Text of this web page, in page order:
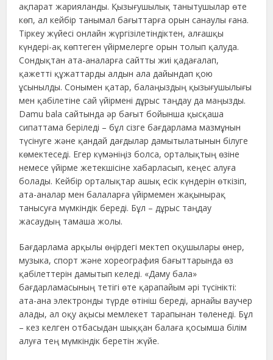
ақпарат жарияланды. Қызығушылық танытушылар өте
көп, ал кейбір танымал бағыттарға орын санаулы ғана.
Тіркеу жүйесі онлайн жүргізілетіндіктен, алғашқы
күндері-ақ көптеген үйірмелерге орын толып қалуда.
Сондықтан ата-аналарға сайтты жиі қадағалап,
қажетті құжаттарды алдын ала дайындап қою
ұсынылды. Сонымен қатар, балаңыздың қызығушылығы
мен қабілетіне сай үйірмені дұрыс таңдау да маңызды.
Damu bala сайтында әр бағыт бойынша қысқаша
сипаттама беріледі – бұл сізге бағдарлама мазмұнын
түсінуге және қандай дағдылар дамытылатынын білуге
көмектеседі. Егер күмәніңіз болса, орталықтың өзіне
немесе үйірме жетекшісіне хабарласып, кеңес алуға
болады. Кейбір орталықтар ашық есік күндерін өткізіп,
ата-аналар мен балаларға үйірмемен жақынырақ
танысуға мүмкіндік береді. Бұл – дұрыс таңдау
жасаудың тамаша жолы.
Бағдарлама арқылы өңірдегі мектеп оқушылары өнер,
музыка, спорт және хореография бағыттарында өз
қабілеттерін дамытып келеді. «Даму бала»
бағдарламасының тетігі өте қарапайым әрі түсінікті:
ата-ана электронды түрде өтініш береді, арнайы ваучер
алады, ал оқу ақысы мемлекет тарапынан төленеді. Бұл
– кез келген отбасыдан шыққан балаға қосымша білім
алуға тең мүмкіндік беретін жүйе.